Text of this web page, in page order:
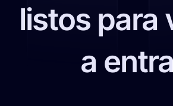
listos para
a